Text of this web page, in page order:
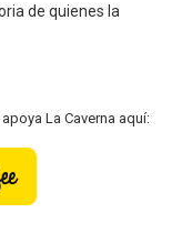
de quienes la
La Caverna aquí: